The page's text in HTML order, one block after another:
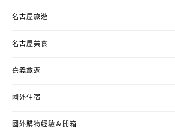
名古屋旅遊
名古屋美食
嘉義旅遊
國外住宿
國外購物經驗＆開箱